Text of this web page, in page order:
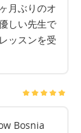
月ぶりのオ
しい先生で
ッスンを受
Bosnia